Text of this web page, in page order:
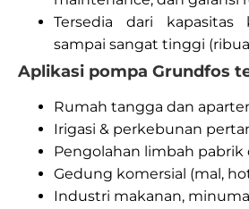
Tersedia dari kapasitas
sampai sangat tinggi
Aplikasi pompa Grundfos
Rumah tangga dan
Irigasi & perkebunan
Pengolahan limbah pabrik
Gedung komersial (mal,
Industri makanan,